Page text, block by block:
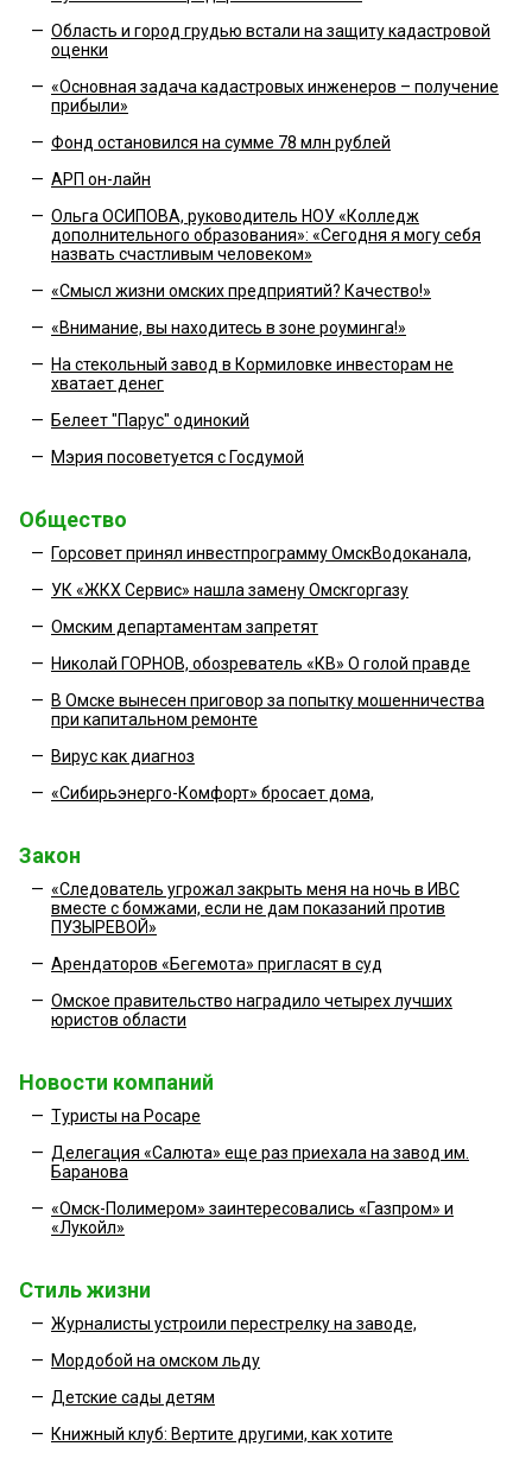
— Область и город грудью встали на защиту кадастровой
оценки
— «Основная задача кадастровых инженеров – получение
прибыли»
— Фонд остановился на сумме 78 млн рублей
— АРП он-лайн
— Ольга ОСИПОВА, руководитель НОУ «Колледж
дополнительного образования»: «Сегодня я могу себя
назвать счастливым человеком»
— «Смысл жизни омских предприятий? Качество!»
— «Внимание, вы находитесь в зоне роуминга!»
— На стекольный завод в Кормиловке инвесторам не
хватает денег
— Белеет "Парус" одинокий
— Мэрия посоветуется с Госдумой
Общество
— Горсовет принял инвестпрограмму ОмскВодоканала,
— УК «ЖКХ Сервис» нашла замену Омскгоргазу
— Омским департаментам запретят
— Николай ГОРНОВ, обозреватель «КВ» О голой правде
— В Омске вынесен приговор за попытку мошенничества
при капитальном ремонте
— Вирус как диагноз
— «Сибирьэнерго-Комфорт» бросает дома,
Закон
— «Следователь угрожал закрыть меня на ночь в ИВС
вместе с бомжами, если не дам показаний против
ПУЗЫРЕВОЙ»
— Арендаторов «Бегемота» пригласят в суд
— Омское правительство наградило четырех лучших
юристов области
Новости компаний
— Туристы на Росаре
— Делегация «Салюта» еще раз приехала на завод им.
Баранова
— «Омск-Полимером» заинтересовались «Газпром» и
«Лукойл»
Стиль жизни
— Журналисты устроили перестрелку на заводе,
— Мордобой на омском льду
— Детские сады детям
— Книжный клуб: Вертите другими, как хотите